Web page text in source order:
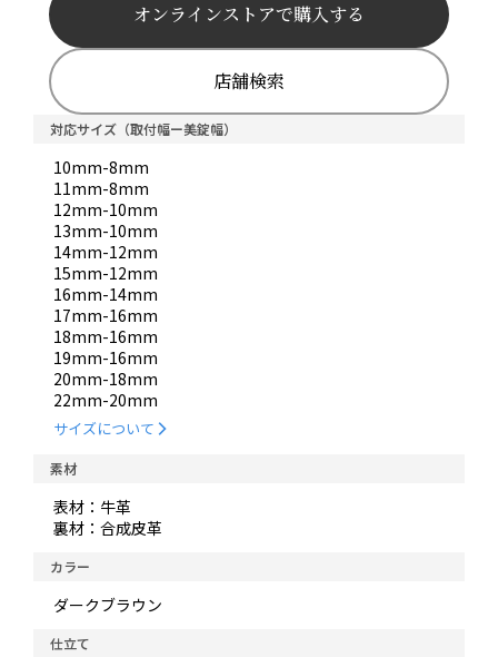
対応サイズ（取付幅ー美錠幅）
10mm-8mm
11mm-8mm
12mm-10mm
13mm-10mm
14mm-12mm
15mm-12mm
16mm-14mm
17mm-16mm
18mm-16mm
19mm-16mm
20mm-18mm
22mm-20mm
サイズについて
素材
表材：牛革
裏材：合成皮革
カラー
ダークブラウン
仕立て
オンラインストアで購入する
店舗検索